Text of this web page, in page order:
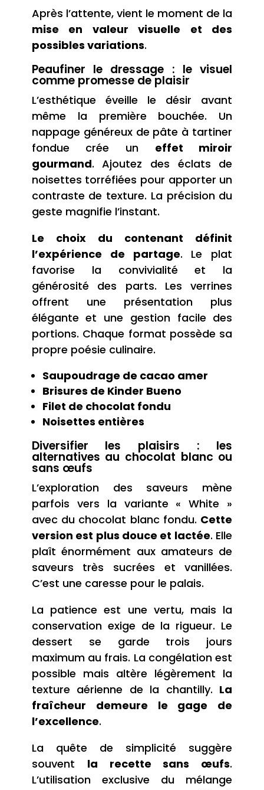
Après l’attente, vient le moment de la
mise en valeur visuelle et des
possibles variations.
Peaufiner le dressage : le visuel
comme promesse de plaisir
L’esthétique éveille le désir avant
même la première bouchée. Un
nappage généreux de pâte à tartiner
fondue crée un effet miroir
gourmand. Ajoutez des éclats de
noisettes torréfiées pour apporter un
contraste de texture. La précision du
geste magnifie l’instant.
Le choix du contenant définit
l’expérience de partage. Le plat
favorise la convivialité et la
générosité des parts. Les verrines
offrent une présentation plus
élégante et une gestion facile des
portions. Chaque format possède sa
propre poésie culinaire.
Saupoudrage de cacao amer
Brisures de Kinder Bueno
Filet de chocolat fondu
Noisettes entières
Diversifier les plaisirs : les
alternatives au chocolat blanc ou
sans œufs
L’exploration des saveurs mène
parfois vers la variante « White »
avec du chocolat blanc fondu. Cette
version est plus douce et lactée. Elle
plaît énormément aux amateurs de
saveurs très sucrées et vanillées.
C’est une caresse pour le palais.
La patience est une vertu, mais la
conservation exige de la rigueur. Le
dessert se garde trois jours
maximum au frais. La congélation est
possible mais altère légèrement la
texture aérienne de la chantilly. La
fraîcheur demeure le gage de
l’excellence.
La quête de simplicité suggère
souvent la recette sans œufs.
L’utilisation exclusive du mélange